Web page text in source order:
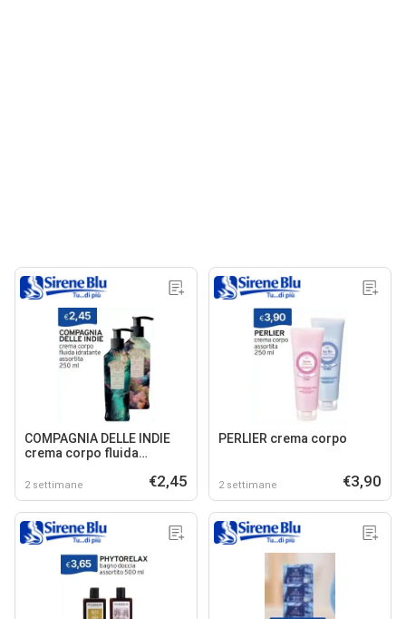
COMPAGNIA DELLE INDIE
crema corpo fluida
2 settimane €2,45
PERLIER crema corpo
2 settimane €3,90